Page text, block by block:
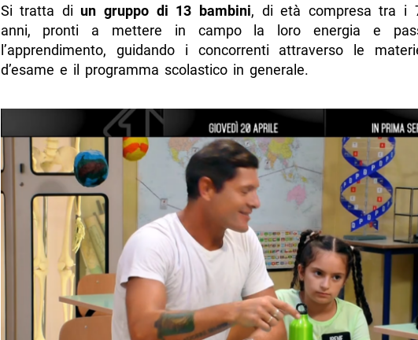
Si tratta di un gruppo di 13 bambini, di età compresa tra i
anni, pronti a mettere in campo la loro energia e
l’apprendimento, guidando i concorrenti attraverso le
d’esame e il programma scolastico in generale.